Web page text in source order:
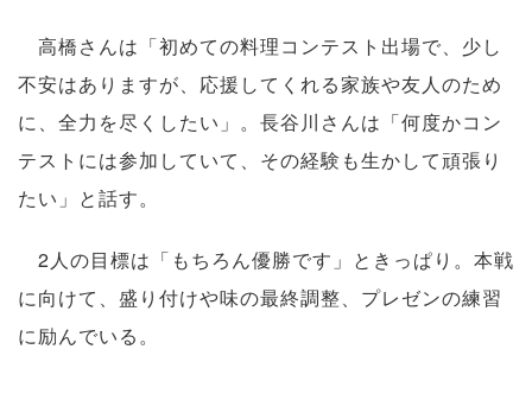
高橋さんは「初めての料理コンテスト出場で、少し
不安はありますが、応援してくれる家族や友人のため
に、全力を尽くしたい」。長谷川さんは「何度かコン
テストには参加していて、その経験も生かして頑張り
たい」と話す。
2人の目標は「もちろん優勝です」ときっぱり。本戦
に向けて、盛り付けや味の最終調整、プレゼンの練習
に励んでいる。